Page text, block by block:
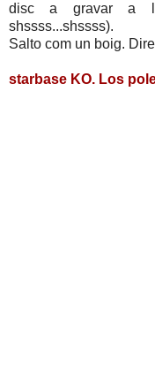
disc a gravar a
shssss...shssss).
Salto com un boig.
starbase KO. Los